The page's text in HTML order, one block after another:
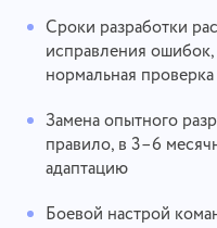
Сроки разработки
исправления
нормальная проверка
Замена опытного
правило, в 3–6
адаптацию
Боевой настрой